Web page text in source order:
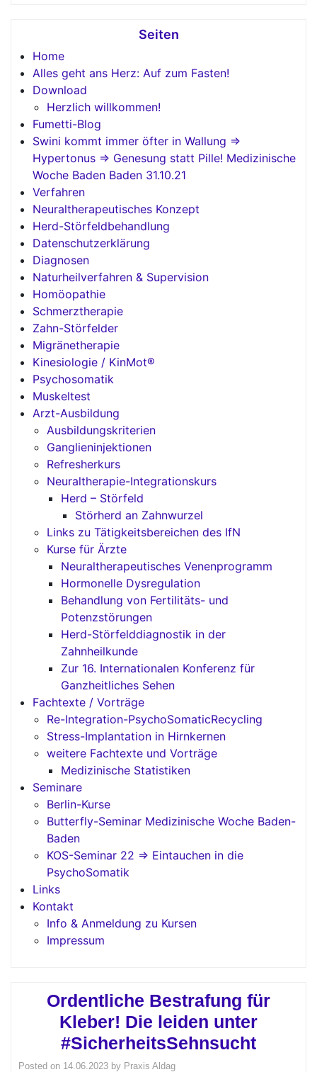
Seiten
Home
Alles geht ans Herz: Auf zum Fasten!
Download
Herzlich willkommen!
Fumetti-Blog
Swini kommt immer öfter in Wallung =>
Hypertonus => Genesung statt Pille! Medizinische
Woche Baden Baden 31.10.21
Verfahren
Neuraltherapeutisches Konzept
Herd-Störfeldbehandlung
Datenschutzerklärung
Diagnosen
Naturheilverfahren & Supervision
Homöopathie
Schmerztherapie
Zahn-Störfelder
Migränetherapie
Kinesiologie / KinMot®
Psychosomatik
Muskeltest
Arzt-Ausbildung
Ausbildungskriterien
Ganglieninjektionen
Refresherkurs
Neuraltherapie-Integrationskurs
Herd – Störfeld
Störherd an Zahnwurzel
Links zu Tätigkeitsbereichen des IfN
Kurse für Ärzte
Neuraltherapeutisches Venenprogramm
Hormonelle Dysregulation
Behandlung von Fertilitäts- und
Potenzstörungen
Herd-Störfelddiagnostik in der
Zahnheilkunde
Zur 16. Internationalen Konferenz für
Ganzheitliches Sehen
Fachtexte / Vorträge
Re-Integration-PsychoSomaticRecycling
Stress-Implantation in Hirnkernen
weitere Fachtexte und Vorträge
Medizinische Statistiken
Seminare
Berlin-Kurse
Butterfly-Seminar Medizinische Woche Baden-
Baden
KOS-Seminar 22 => Eintauchen in die
PsychoSomatik
Links
Kontakt
Info & Anmeldung zu Kursen
Impressum
Ordentliche Bestrafung für
Kleber! Die leiden unter
#SicherheitsSehnsucht
Posted on 14.06.2023 by Praxis Aldag